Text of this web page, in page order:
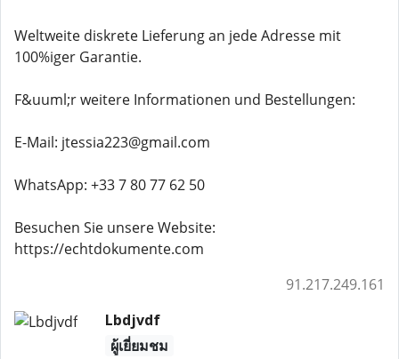
Weltweite diskrete Lieferung an jede Adresse mit
100%iger Garantie.
F&uuml;r weitere Informationen und Bestellungen:
E-Mail: jtessia223@gmail.com
WhatsApp: +33 7 80 77 62 50
Besuchen Sie unsere Website:
https://echtdokumente.com
91.217.249.161
Lbdjvdf
ผู้เยี่ยมชม